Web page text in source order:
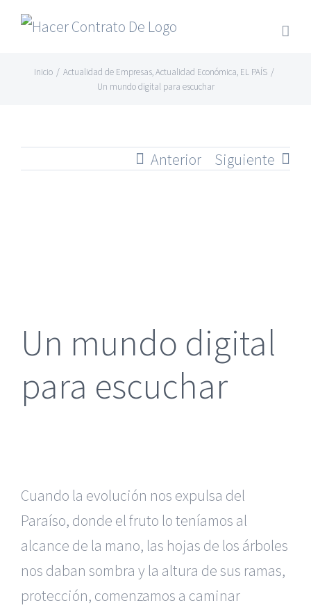
Skip
Inicio / Actualidad de Empresas,Actualidad Económica, EL PAÍS /
Un mundo digital para escuchar
Anterior Siguiente
Un mundo digital
para escuchar
Cuando la evolución nos expulsa del
Paraíso, donde el fruto lo teníamos al
alcance de la mano, las hojas de los árboles
nos daban sombra y la altura de sus ramas,
protección, comenzamos a caminar